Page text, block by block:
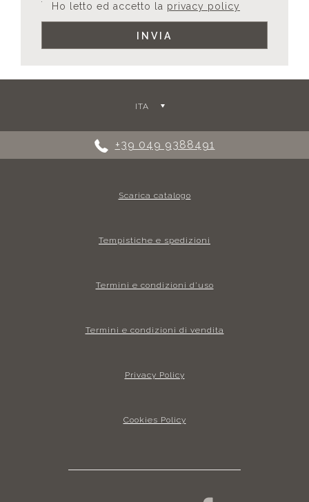
Ho letto ed accetto la privacy policy
ITA
+39 049 9388491
Scarica catalogo
Tempistiche e spedizioni
Termini e condizioni d’uso
Termini e condizioni di vendita
Privacy Policy
Cookies Policy